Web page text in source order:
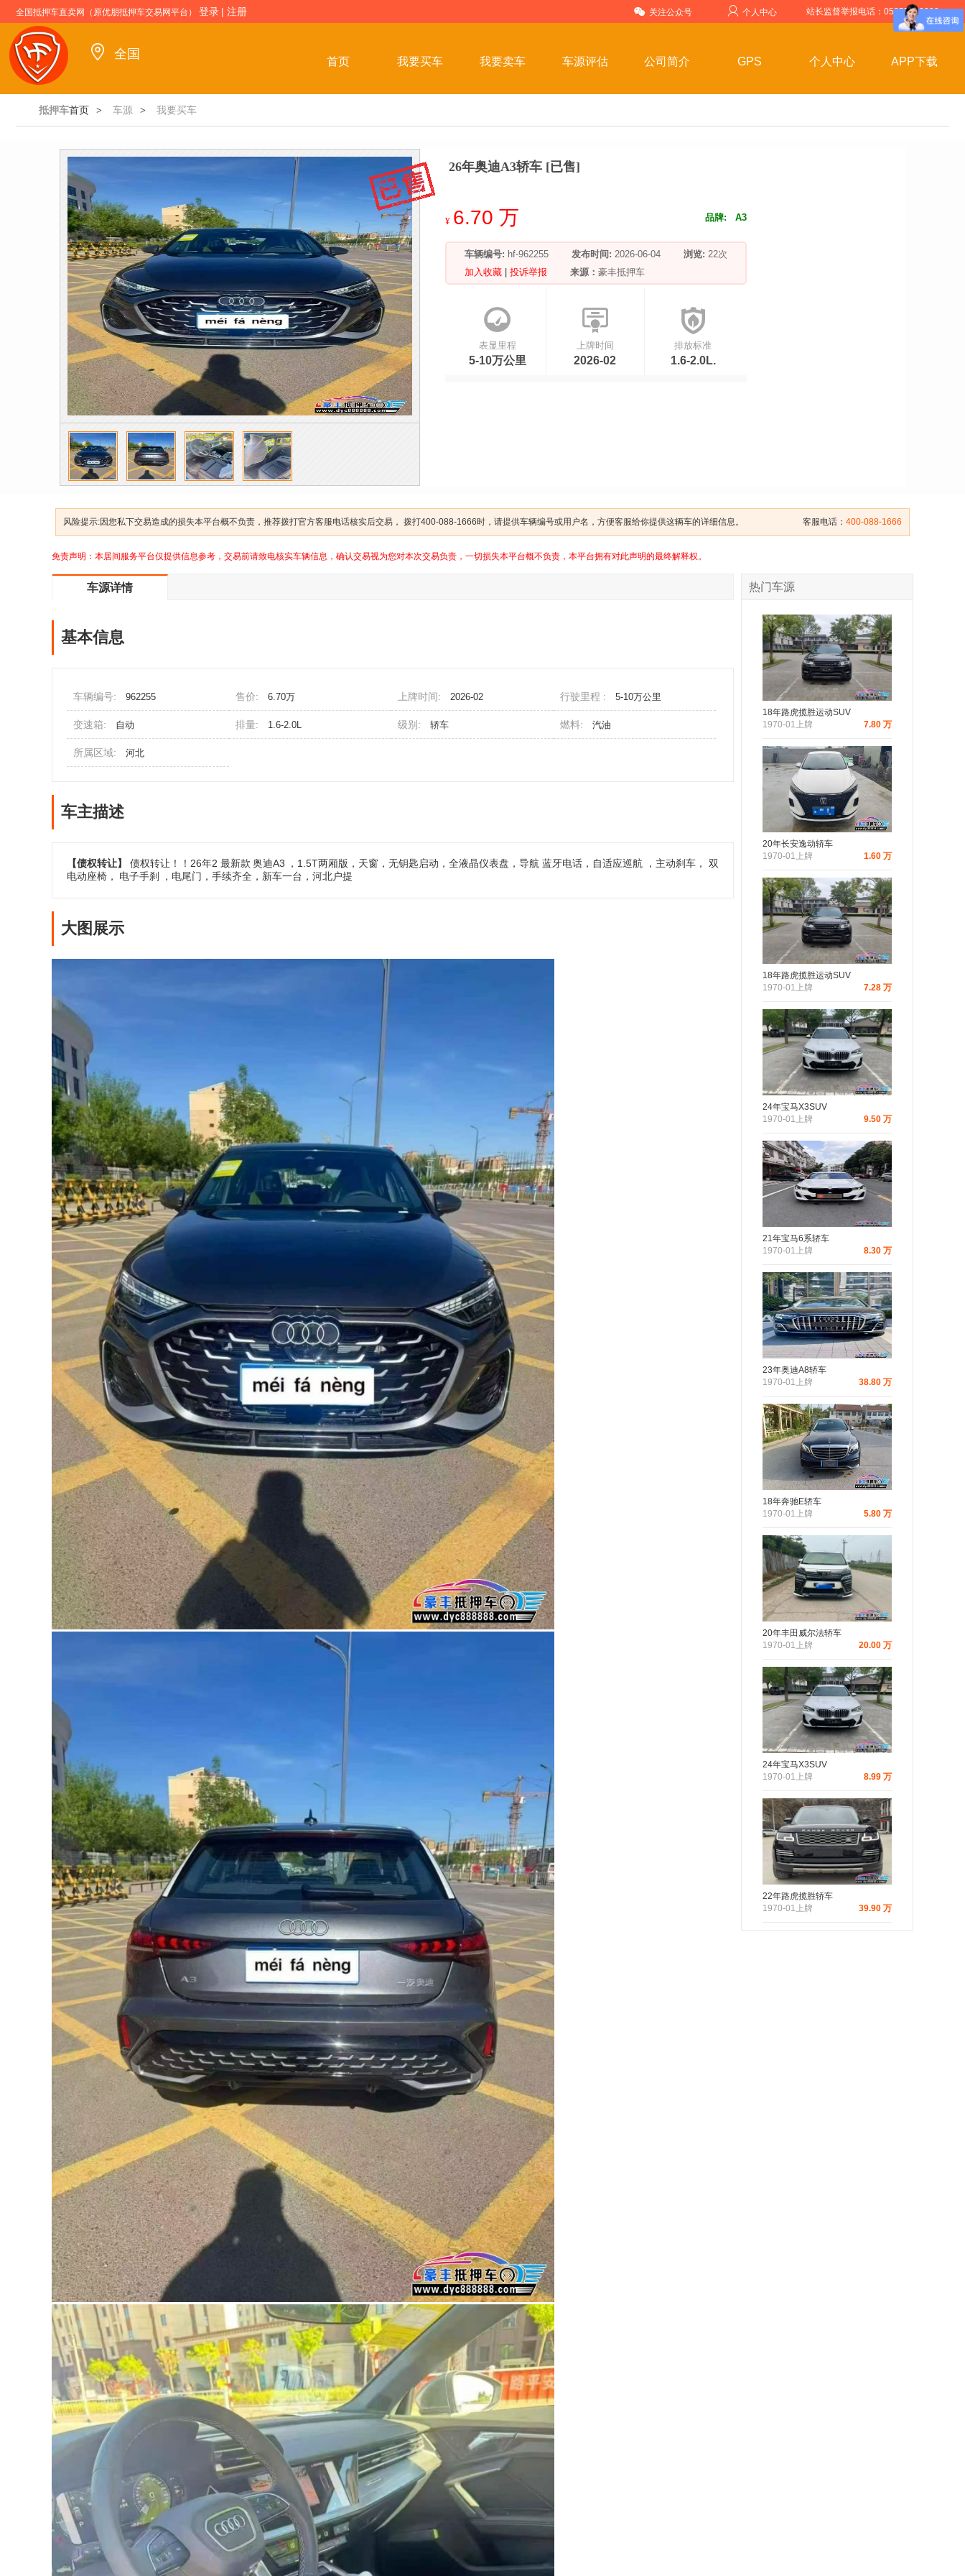
关注公众号 个人中心 站长监督举报电话：05357599999
全国抵押车直卖网（原优朋抵押车交易网平台） 登录 | 注册
全国
首页 我要买车 我要卖车 车源评估 公司简介 GPS 个人中心 APP下载
抵押车首页 > 车源 > 我要买车
26年奥迪A3轿车 [已售]
¥ 6.70 万 品牌: A3
车辆编号: hf-962255 发布时间: 2026-06-04 浏览: 22次
加入收藏
投诉举报 来源： 豪丰抵押车
表显里程
5-10万公里
上牌时间
2026-02
排放标准
1.6-2.0L.
客服电话： 400-088-1666
风险提示:因您私下交易造成的损失本平台概不负责，推荐拨打官方客服电话核实后交易， 拨打400-088-1666时，请提供车辆编号或用户名，方便客服给你提供这辆车的详细信息。
免责声明：本居间服务平台仅提供信息参考，交易前请致电核实车辆信息，确认交易视为您对本次交易负责，一切损失本平台概不负责，本平台拥有对此声明的最终解释权。
车源详情
基本信息
车辆编号: 962255 售价: 6.70万 上牌时间: 2026-02 行驶里程 : 5-10万公里
变速箱: 自动 排量: 1.6-2.0L 级别: 轿车 燃料: 汽油
所属区域: 河北
车主描述
【债权转让】 债权转让！！26年2 最新款 奥迪A3
，1.5T两厢版，天窗，无钥匙启动，全液晶仪表盘，导航 蓝牙电话，自适应巡航 ，主动刹车， 双
电动座椅，
电子手刹 ，电尾门，手续齐全，新车一台，河北户提
大图展示
热门车源
18年路虎揽胜运动SUV
1970-01上牌
7.80 万
20年长安逸动轿车
1970-01上牌
1.60 万
18年路虎揽胜运动SUV
1970-01上牌
7.28 万
24年宝马X3SUV
1970-01上牌
9.50 万
21年宝马6系轿车
1970-01上牌
8.30 万
23年奥迪A8轿车
1970-01上牌
38.80 万
18年奔驰E轿车
1970-01上牌
5.80 万
20年丰田威尔法轿车
1970-01上牌
20.00 万
24年宝马X3SUV
1970-01上牌
8.99 万
22年路虎揽胜轿车
1970-01上牌
39.90 万